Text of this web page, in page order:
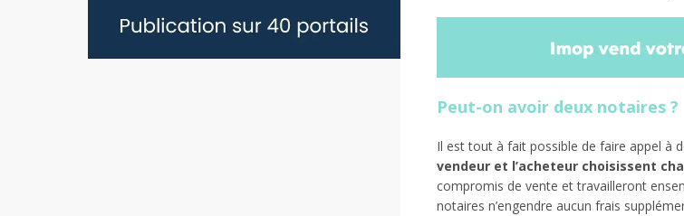
Peut-on avoir deux notaires ?
Il est tout à fait possible de faire appel à
vendeur et l’acheteur choisissent
compromis de vente et travailleront
notaires n’engendre aucun frais